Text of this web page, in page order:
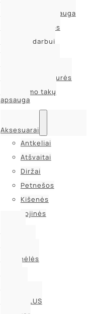
Akių ir veido apsauga
Galvos apsaugos
Apsauga darbui
Pošalmiai ir kepurės
Kvėpavimo takų
apsauga
Aksesuarai
Antkeliai
Atšvaitai
Diržai
Petnešos
Kišenės
Kojinės
Vaistinėlės
DELTA PLUS